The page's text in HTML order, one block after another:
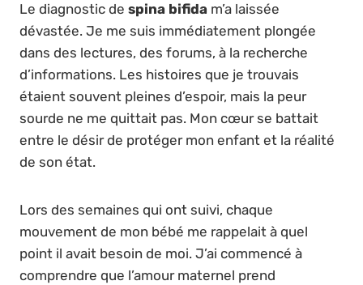
Le diagnostic de spina bifida m’a laissée
dévastée. Je me suis immédiatement plongée
dans des lectures, des forums, à la recherche
d’informations. Les histoires que je trouvais
étaient souvent pleines d’espoir, mais la peur
sourde ne me quittait pas. Mon cœur se battait
entre le désir de protéger mon enfant et la réalité
de son état.
Lors des semaines qui ont suivi, chaque
mouvement de mon bébé me rappelait à quel
point il avait besoin de moi. J’ai commencé à
comprendre que l’amour maternel prend